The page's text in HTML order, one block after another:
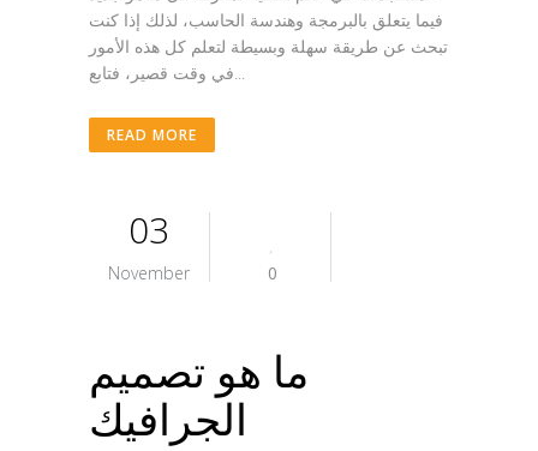
فيما يتعلق بالبرمجة وهندسة الحاسب، لذلك إذا كنت
تبحث عن طريقة سهلة وبسيطة لتعلم كل هذه الأمور
في وقت قصير، فتابع...
READ MORE
03
November 0
ما هو تصميم
الجرافيك